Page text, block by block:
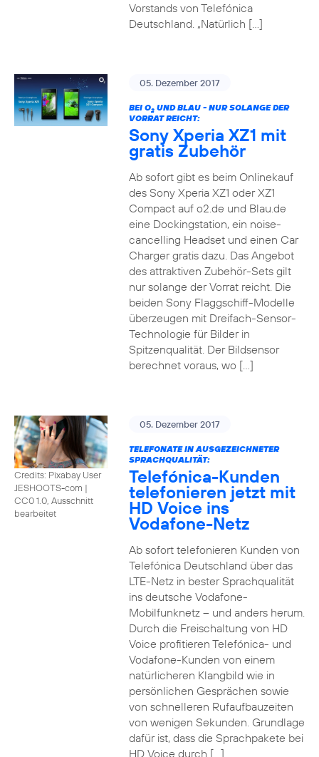
Vorstands von Telefónica
Deutschland. „Natürlich […]
05. Dezember 2017
BEI O2UND BLAU - NUR SOLANGE DER
VORRAT REICHT:
Sony Xperia XZ1 mit
gratis Zubehör
Ab sofort gibt es beim Onlinekauf
des Sony Xperia XZ1 oder XZ1
Compact auf o2.de und Blau.de
eine Dockingstation, ein noise-
cancelling Headset und einen Car
Charger gratis dazu. Das Angebot
des attraktiven Zubehör-Sets gilt
nur solange der Vorrat reicht. Die
beiden Sony Flaggschiff-Modelle
überzeugen mit Dreifach-Sensor-
Technologie für Bilder in
Spitzenqualität. Der Bildsensor
berechnet voraus, wo […]
Credits: Pixabay User
JESHOOTS-com |
CC0 1.0, Ausschnitt
bearbeitet
05. Dezember 2017
TELEFONATE IN AUSGEZEICHNETER
SPRACHQUALITÄT:
Telefónica-Kunden
telefonieren jetzt mit
HD Voice ins
Vodafone-Netz
Ab sofort telefonieren Kunden von
Telefónica Deutschland über das
LTE-Netz in bester Sprachqualität
ins deutsche Vodafone-
Mobilfunknetz – und anders herum.
Durch die Freischaltung von HD
Voice profitieren Telefónica- und
Vodafone-Kunden von einem
natürlicheren Klangbild wie in
persönlichen Gesprächen sowie
von schnelleren Rufaufbauzeiten
von wenigen Sekunden. Grundlage
dafür ist, dass die Sprachpakete bei
HD Voice durch […]